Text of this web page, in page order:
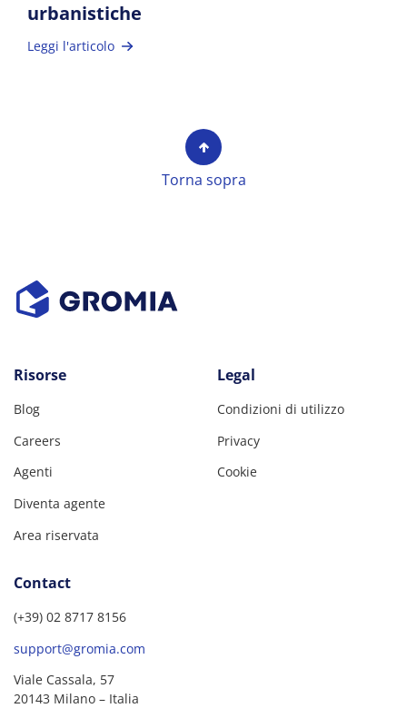
urbanistiche
Leggi l'articolo
Torna sopra
Risorse
Blog
Careers
Agenti
Diventa agente
Area riservata
Legal
Condizioni di utilizzo
Privacy
Cookie
Contact
(+39) 02 8717 8156
support@gromia.com
Viale Cassala, 57
20143 Milano – Italia